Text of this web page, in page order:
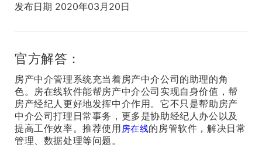
发布日期 2020年03月20日
官方解答：
房产中介管理系统充当着房产中介公司的助理的角
色。房在线软件能帮房产中介公司实现自身价值，帮
房产经纪人更好地发挥中介作用。它不只是帮助房产
中介公司打理日常事务，更多是协助经纪人办公以及
提高工作效率。推荐使用房在线的房管软件，解决日常
管理、数据处理等问题。